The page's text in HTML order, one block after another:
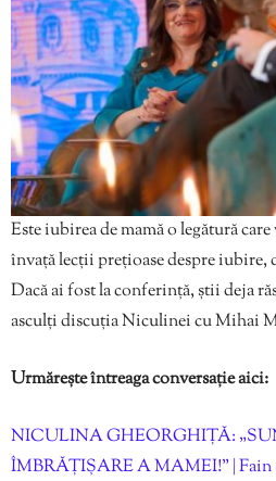
Este iubirea de mamă o legătură
învață lecții prețioase despre iubire,
Dacă ai fost la conferință, știi deja
asculți discuția Niculinei cu Mihai
Urmărește întreaga conversație aici:
NICULINA GHEORGHIȚĂ:
ÎMBRĂȚIȘARE A MAMEI!” |